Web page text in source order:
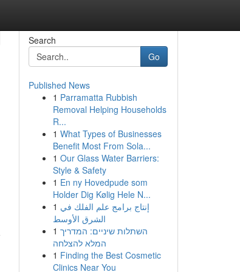
Search
Go
Published News
1 Parramatta Rubbish
Removal Helping Households
R...
1 What Types of Businesses
Benefit Most From Sola...
1 Our Glass Water Barriers:
Style & Safety
1 En ny Hovedpude som
Holder Dig Kølig Hele N...
1 إنتاج برامج علم الفلك في
الشرق الأوسط
1 השתלות שיניים: המדריך
המלא להצלחה
1 Finding the Best Cosmetic
Clinics Near You